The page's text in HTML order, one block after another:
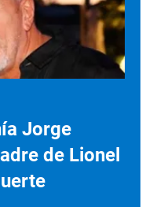
Jorge
de Lionel